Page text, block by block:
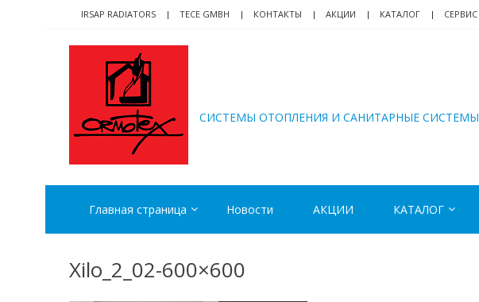
navigation
content
IRSAP RADIATORS TECE GMBH КОНТАКТЫ АКЦИИ КАТАЛОГ СЕРВИС
CИСТЕМЫ ОТОПЛЕНИЯ И САНИТАРНЫЕ СИСТЕМЫ
Главная страница Новости АКЦИИ КАТАЛОГ
Xilo_2_02-600×600